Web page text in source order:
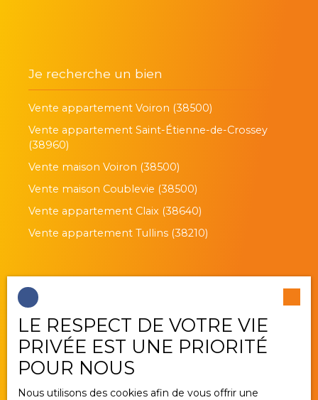
Je recherche un bien
Vente appartement Voiron (38500)
Vente appartement Saint-Étienne-de-Crossey
(38960)
Vente maison Voiron (38500)
Vente maison Coublevie (38500)
Vente appartement Claix (38640)
Vente appartement Tullins (38210)
Je suis propriétaire
Estimez votre bien
Vendre avec nous
Gestion locative
Nous contacter
LE RESPECT DE VOTRE VIE
PRIVÉE EST UNE PRIORITÉ
POUR NOUS
Nous utilisons des cookies afin de vous offrir une